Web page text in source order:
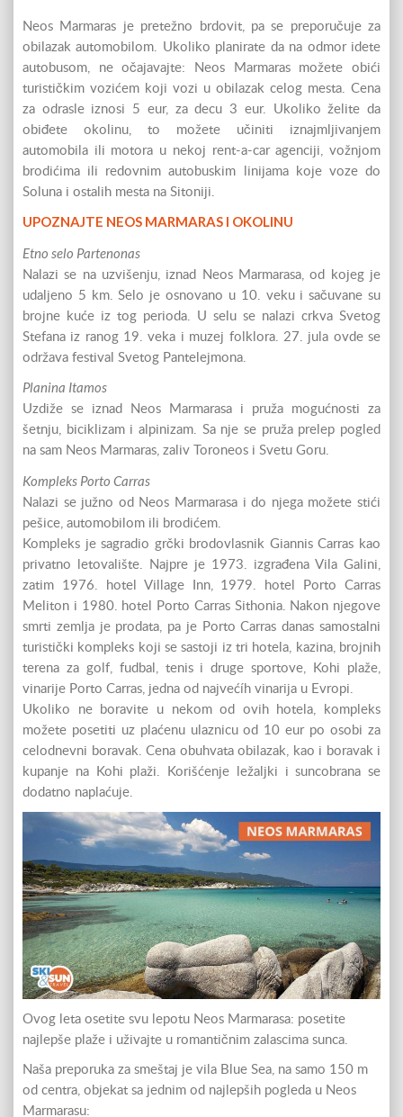
Neos Marmaras je pretežno brdovit, pa se preporučuje za
obilazak automobilom. Ukoliko planirate da na odmor idete
autobusom, ne očajavajte: Neos Marmaras možete obići
turističkim vozićem koji vozi u obilazak celog mesta. Cena
za odrasle iznosi 5 eur, za decu 3 eur. Ukoliko želite da
obiđete okolinu, to možete učiniti iznajmljivanjem
automobila ili motora u nekoj rent-a-car agenciji, vožnjom
brodićima ili redovnim autobuskim linijama koje voze do
Soluna i ostalih mesta na Sitoniji.
UPOZNAJTE NEOS MARMARAS I OKOLINU
Etno selo Partenonas
Nalazi se na uzvišenju, iznad Neos Marmarasa, od kojeg je
udaljeno 5 km. Selo je osnovano u 10. veku i sačuvane su
brojne kuće iz tog perioda. U selu se nalazi crkva Svetog
Stefana iz ranog 19. veka i muzej folklora. 27. jula ovde se
održava festival Svetog Pantelejmona.
Planina Itamos
Uzdiže se iznad Neos Marmarasa i pruža mogućnosti za
šetnju, biciklizam i alpinizam. Sa nje se pruža prelep pogled
na sam Neos Marmaras, zaliv Toroneos i Svetu Goru.
Kompleks Porto Carras
Nalazi se južno od Neos Marmarasa i do njega možete stići
pešice, automobilom ili brodićem.
Kompleks je sagradio grčki brodovlasnik Giannis Carras kao
privatno letovalište. Najpre je 1973. izgrađena Vila Galini,
zatim 1976. hotel Village Inn, 1979. hotel Porto Carras
Meliton i 1980. hotel Porto Carras Sithonia. Nakon njegove
smrti zemlja je prodata, pa je Porto Carras danas samostalni
turistički kompleks koji se sastoji iz tri hotela, kazina, brojnih
terena za golf, fudbal, tenis i druge sportove, Kohi plaže,
vinarije Porto Carras, jedna od najvećíh vinarija u Evropi.
Ukoliko ne boravite u nekom od ovih hotela, kompleks
možete posetiti uz plaćenu ulaznicu od 10 eur po osobi za
celodnevni boravak. Cena obuhvata obilazak, kao i boravak i
kupanje na Kohi plaži. Korišćenje ležaljki i suncobrana se
dodatno naplaćuje.
Ovog leta osetite svu lepotu Neos Marmarasa: posetite
najlepše plaže i uživajte u romantičnim zalascima sunca.
Naša preporuka za smeštaj je vila Blue Sea, na samo 150 m
od centra, objekat sa jednim od najlepših pogleda u Neos
Marmarasu: